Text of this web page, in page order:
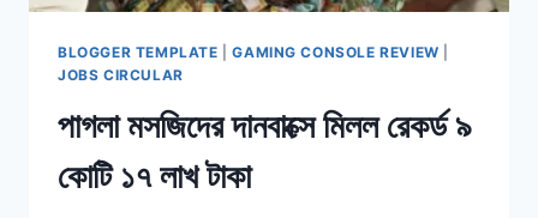
BLOGGER TEMPLATE |GAMING CONSOLE REVIEW
JOBS CIRCULAR
পাগলা মসজিদের দানবাক্সে মিলল রেকর্ড ৯
কোটি ১৭ লাখ টাকা